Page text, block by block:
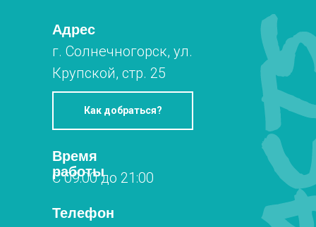
Адрес
Время
работы
Телефон
г. Солнечногорск, ул.
Крупской, стр. 25
С 09:00 до 21:00
Как добраться?